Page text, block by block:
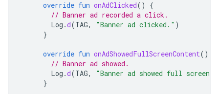
override fun onAdClicked()
{
// Banner ad recorded a click.
Log .d(TAG, "Banner ad clicked." )
}
override fun onAdShowedFullScreenContent()
// Banner ad showed.
Log .d(TAG,
"Banner ad showed full screen
}